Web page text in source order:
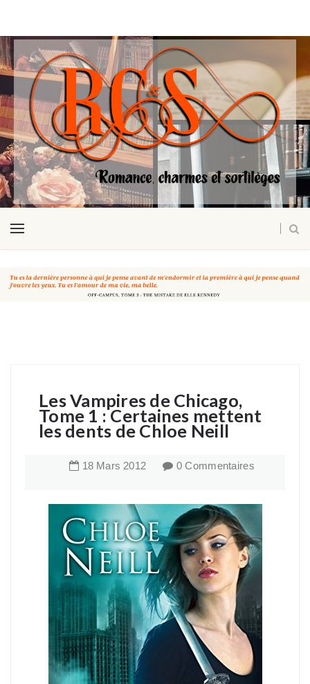
Les Vampires de Chicago,
Tome 1 : Certaines mettent
les dents de Chloe Neill
18 Mars 2012 0 Commentaires